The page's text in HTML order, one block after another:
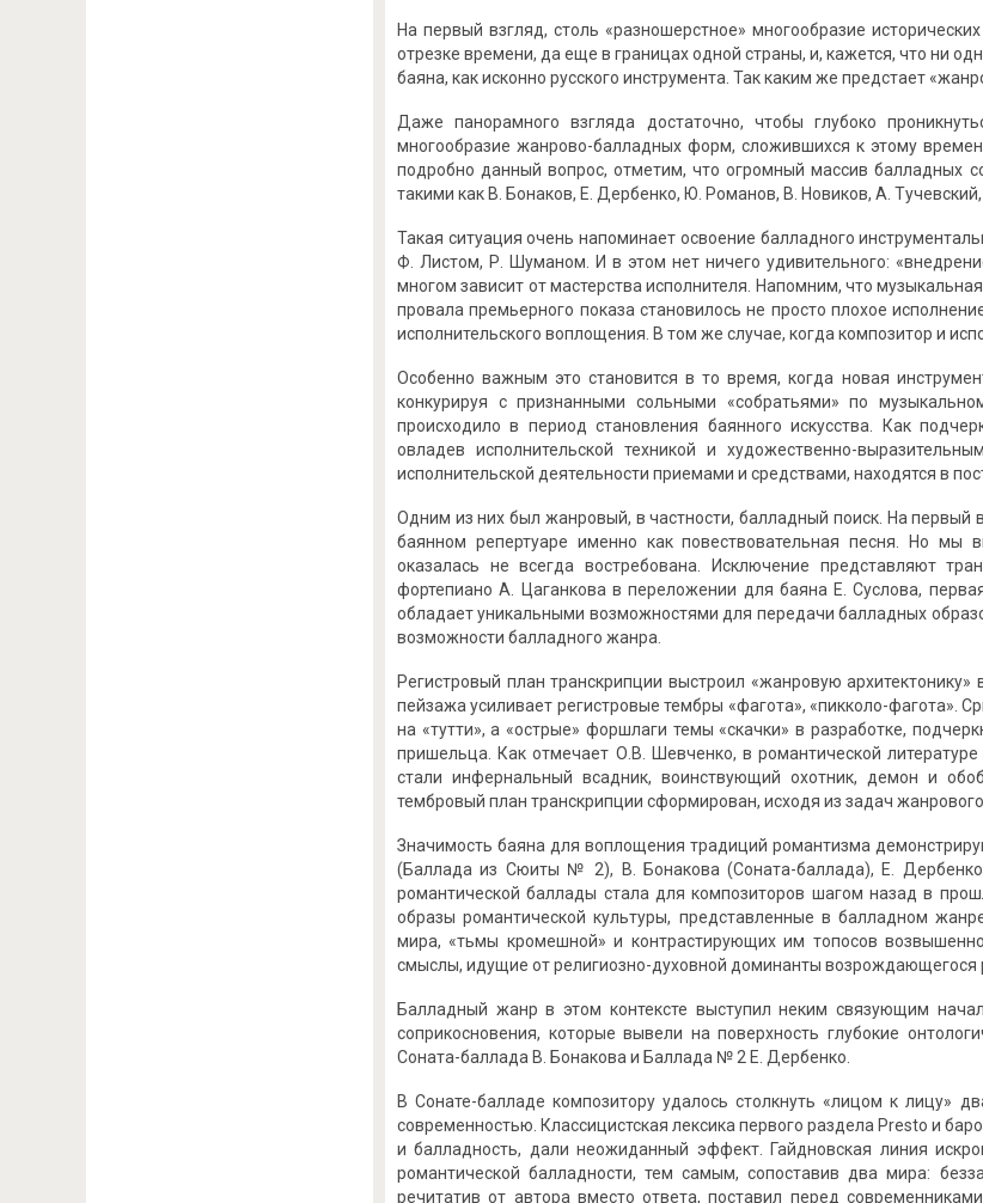
На первый взгляд, столь «разношерстное» многообразие
отрезке времени, да еще в границах одной страны, и, кажется, что ни
баяна, как исконно русского инструмента. Так каким же предстает
Даже панорамного взгляда достаточно, чтобы глубоко
многообразие жанрово-балладных форм, сложившихся к этому
подробно данный вопрос, отметим, что огромный массив балладных
такими как В. Бонаков, Е. Дербенко, Ю. Романов, В. Новиков, А.
Такая ситуация очень напоминает освоение балладного
Ф. Листом, Р. Шуманом. И в этом нет ничего удивительного:
многом зависит от мастерства исполнителя. Напомним, что
провала премьерного показа становилось не просто плохое
исполнительского воплощения. В том же случае, когда композитор и
Особенно важным это становится в то время, когда новая
конкурируя с признанными сольными «собратьями» по
происходило в период становления баянного искусства. Как
овладев исполнительской техникой и художественно-
исполнительской деятельности приемами и средствами, находятся в
Одним из них был жанровый, в частности, балладный поиск. На
баянном репертуаре именно как повествовательная песня. Но мы
оказалась не всегда востребована. Исключение представляют
фортепиано А. Цаганкова в переложении для баяна Е. Суслова,
обладает уникальными возможностями для передачи балладных
возможности балладного жанра.
Регистровый план транскрипции выстроил «жанровую
пейзажа усиливает регистровые тембры «фагота», «пикколо-фагота».
на «тутти», а «острые» форшлаги темы «скачки» в разработке,
пришельца. Как отмечает О.В. Шевченко, в романтической
стали инфернальный всадник, воинствующий охотник, демон и
тембровый план транскрипции сформирован, исходя из задач
Значимость баяна для воплощения традиций романтизма
(Баллада из Сюиты № 2), В. Бонакова (Соната-баллада), Е.
романтической баллады стала для композиторов шагом назад в
образы романтической культуры, представленные в балладном
мира, «тьмы кромешной» и контрастирующих им топосов
смыслы, идущие от религиозно-духовной доминанты возрождающегося
Балладный жанр в этом контексте выступил неким связующим
соприкосновения, которые вывели на поверхность глубокие
Соната-баллада В. Бонакова и Баллада № 2 Е. Дербенко.
В Сонате-балладе композитору удалось столкнуть «лицом к лицу»
современностью. Классицистская лексика первого раздела Presto и
и балладность, дали неожиданный эффект. Гайдновская линия
романтической балладности, тем самым, сопоставив два мира:
речитатив от автора вместо ответа, поставил перед